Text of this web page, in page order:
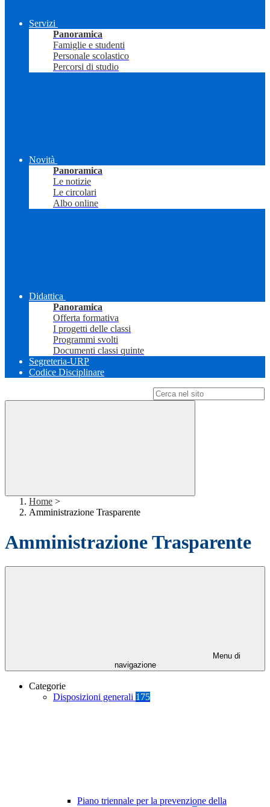
Servizi
Panoramica
Famiglie e studenti
Personale scolastico
Percorsi di studio
Novità
Panoramica
Le notizie
Le circolari
Albo online
Didattica
Panoramica
Offerta formativa
I progetti delle classi
Programmi svolti
Documenti classi quinte
Segreteria-URP
Codice Disciplinare
Home >
Amministrazione Trasparente
Amministrazione Trasparente
Menu di
navigazione
Categorie
Disposizioni generali 175
Piano triennale per la prevenzione della